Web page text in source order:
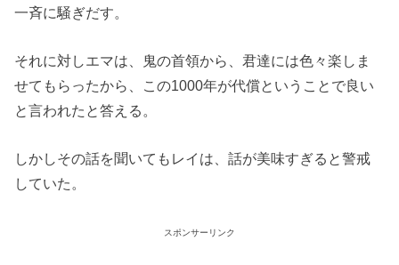
一斉に騒ぎだす。
それに対しエマは、鬼の首領から、君達には色々楽しま
せてもらったから、この1000年が代償ということで良い
と言われたと答える。
しかしその話を聞いてもレイは、話が美味すぎると警戒
していた。
スポンサーリンク